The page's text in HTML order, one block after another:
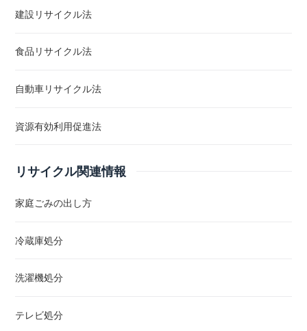
建設リサイクル法
食品リサイクル法
自動車リサイクル法
資源有効利用促進法
リサイクル関連情報
家庭ごみの出し方
冷蔵庫処分
洗濯機処分
テレビ処分